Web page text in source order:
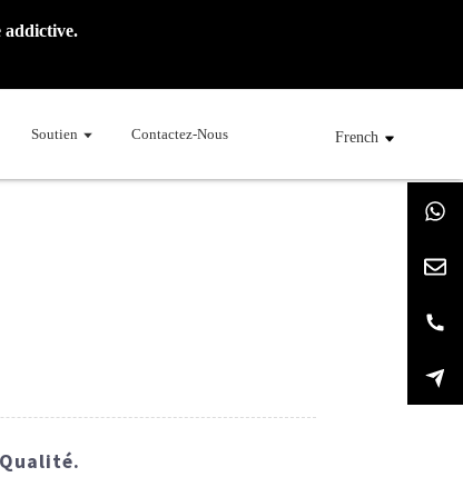
addictive.
Soutien Contactez-Nous French